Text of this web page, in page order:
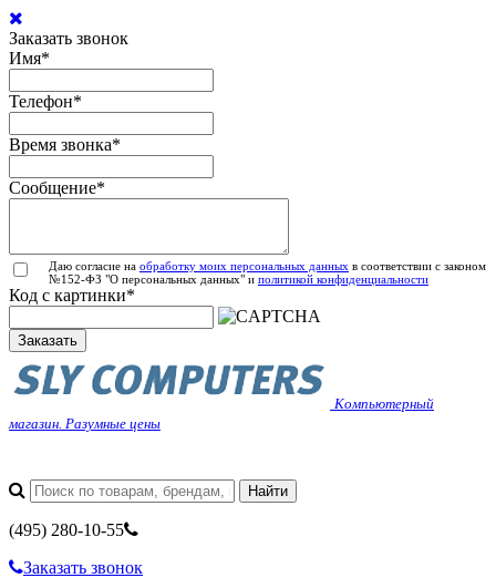
Заказать звонок
Имя*
Телефон*
Время звонка*
Сообщение*
Даю согласие на обработку моих персональных данных в соответствии с законом
№152-ФЗ "О персональных данных" и политикой конфиденциальности
Код с картинки*
Заказать
Компьютерный
магазин. Разумные цены
(495) 280-10-55
Заказать звонок